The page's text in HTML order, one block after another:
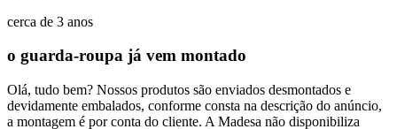
cerca de 3 anos
o guarda-roupa já vem montado
Olá, tudo bem? Nossos produtos são enviados desmontados e
devidamente embalados, conforme consta na descrição do anúncio,
a montagem é por conta do cliente. A Madesa não disponibiliza